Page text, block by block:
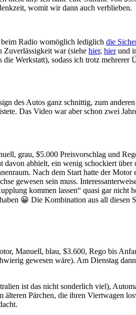
womit wir dann auch verblieben.
beim Radio womöglich lediglich die
Zuverlässigkeit war (siehe hier, hierund
Werkstatt), sodass ich trotz mehrerer
des Autos ganz schnittig, zum
Das Video war aber schon zwei
grau, $5.000 Preisvorschlag und
abhielt, ein wenig schockiert
Nach dem Start hatte der
gewesen sein muss.
kommen lassen“ quasi gar nicht
😀 Die Kombination aus all diesen
Manuell, blau, $3.600, Rego bis
gewesen wäre). Am Dienstag
ist das nicht sonderlich viel),
Pärchen, die ihren Viertwagen